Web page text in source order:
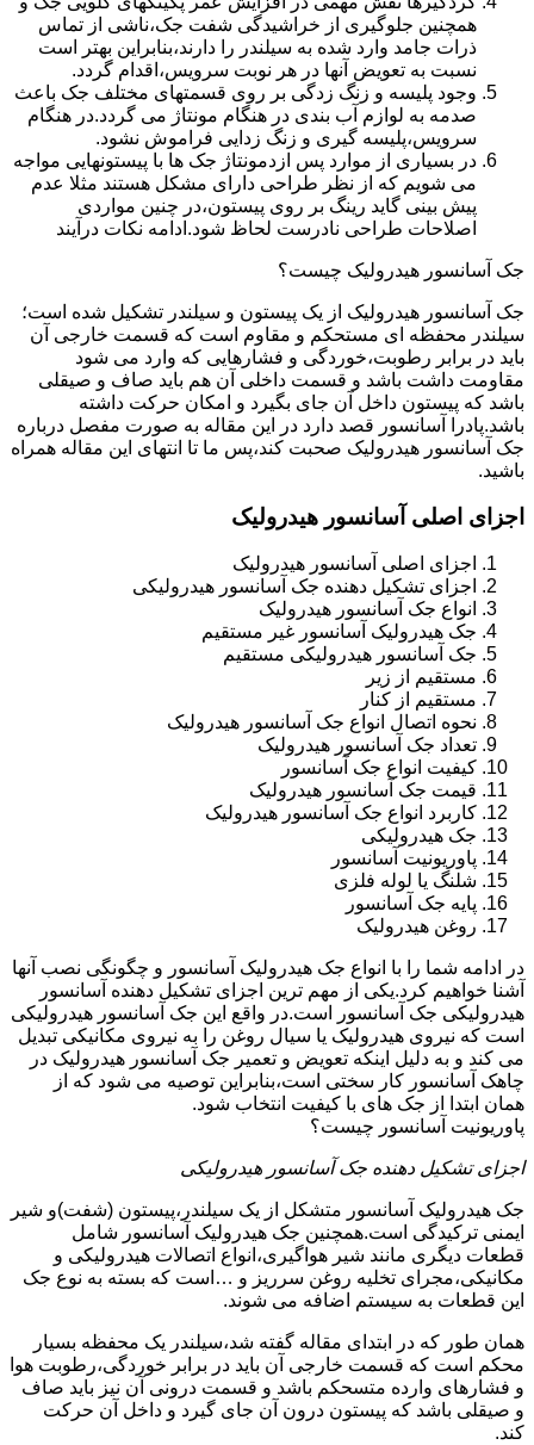
همچنین جلوگیری از خراشیدگی شفت جک،ناشی از تماس
ذرات جامد وارد شده به سیلندر را دارند،بنابراین بهتر است
نسبت به تعویض آنها در هر نوبت سرویس،اقدام گردد.
وجود پلیسه و زنگ زدگی بر روی قسمتهای مختلف جک باعث
صدمه به لوازم آب بندی در هنگام مونتاژ می گردد.در هنگام
سرویس،پلیسه گیری و زنگ زدایی فراموش نشود.
در بسیاری از موارد پس ازدمونتاژ جک ها با پیستونهایی مواجه
می شویم که از نظر طراحی دارای مشکل هستند مثلا عدم
پیش بینی گاید رینگ بر روی پیستون،در چنین مواردی
اصلاحات طراحی نادرست لحاظ شود.ادامه نکات درآیند
جک آسانسور هیدرولیک چیست؟
جک آسانسور هیدرولیک از یک پیستون و سیلندر تشکیل شده است؛
سیلندر محفظه ای مستحکم و مقاوم است که قسمت خارجی آن
باید در برابر رطوبت،خوردگی و فشارهایی که وارد می شود
مقاومت داشت باشد و قسمت داخلی آن هم باید صاف و صیقلی
باشد که پیستون داخل آن جای بگیرد و امکان حرکت داشته
باشد.پادرا آسانسور قصد دارد در این مقاله به صورت مفصل درباره
جک آسانسور هیدرولیک صحبت کند،پس ما تا انتهای این مقاله همراه
باشید.
اجزای اصلی آسانسور هیدرولیک
اجزای اصلی آسانسور هیدرولیک
اجزای تشکیل دهنده جک آسانسور هیدرولیکی
انواع جک آسانسور هیدرولیک
جک هیدرولیک آسانسور غیر مستقیم
جک آسانسور هیدرولیکی مستقیم
مستقیم از زیر
مستقیم از کنار
نحوه اتصال انواع جک آسانسور هیدرولیک
تعداد جک آسانسور هیدرولیک
کیفیت انواع جک آسانسور
قیمت جک آسانسور هیدرولیک
کاربرد انواع جک آسانسور هیدرولیک
جک هیدرولیکی
پاوریونیت آسانسور
شلنگ یا لوله فلزی
پایه جک آسانسور
روغن هیدرولیک
در ادامه شما را با انواع جک هیدرولیک آسانسور و چگونگی نصب آنها
آشنا خواهیم کرد.یکی از مهم ترین اجزای تشکیل دهنده آسانسور
هیدرولیکی جک آسانسور است.در واقع این جک آسانسور هیدرولیکی
است که نیروی هیدرولیک یا سیال روغن را به نیروی مکانیکی تبدیل
می کند و به دلیل اینکه تعویض و تعمیر جک آسانسور هیدرولیک در
چاهک آسانسور کار سختی است،بنابراین توصیه می شود که از
همان ابتدا از جک های با کیفیت انتخاب شود.
پاوریونیت آسانسور چیست؟
اجزای تشکیل دهنده جک آسانسور هیدرولیکی
جک هیدرولیک آسانسور متشکل از یک سیلندر،پیستون (شفت)و شیر
ایمنی ترکیدگی است.همچنین جک هیدرولیک آسانسور شامل
قطعات دیگری مانند شیر هواگیری،انواع اتصالات هیدرولیکی و
مکانیکی،مجرای تخلیه روغن سرریز و …است که بسته به نوع جک
این قطعات به سیستم اضافه می شوند.
همان طور که در ابتدای مقاله گفته شد،سیلندر یک محفظه بسیار
محکم است که قسمت خارجی آن باید در برابر خوردگی،رطوبت هوا
و فشارهای وارده متسحکم باشد و قسمت درونی آن نیز باید صاف
و صیقلی باشد که پیستون درون آن جای گیرد و داخل آن حرکت
کند.